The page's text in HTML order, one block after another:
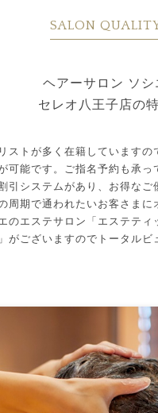
SALON
ヘアーサロン ソシ
セレオ八王子店の
ストが多く在籍していますの
可能です。ご指名予約も承っ
引システムがあり、お得なご
周期で通われたいお客さまに
のエステサロン「エステティ
がございますのでトータルビ